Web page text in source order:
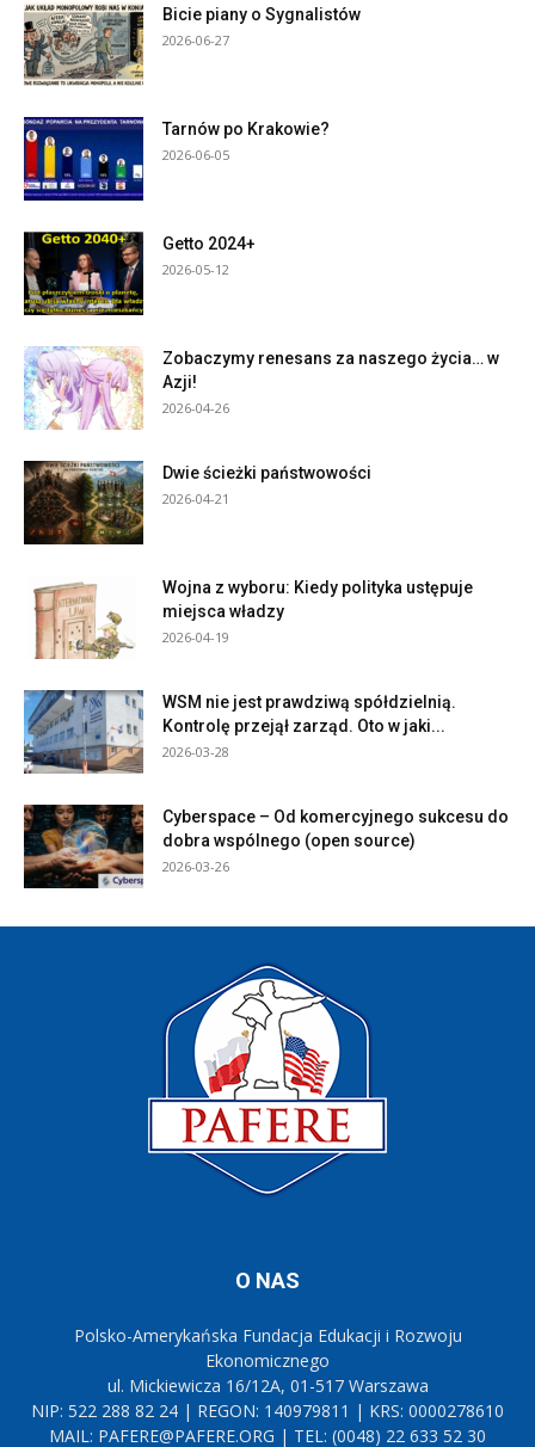
Bicie piany o Sygnalistów
2026-06-27
Tarnów po Krakowie?
2026-06-05
Getto 2024+
2026-05-12
Zobaczymy renesans za naszego życia… w
Azji!
2026-04-26
Dwie ścieżki państwowości
2026-04-21
Wojna z wyboru: Kiedy polityka ustępuje
miejsca władzy
2026-04-19
WSM nie jest prawdziwą spółdzielnią.
Kontrolę przejął zarząd. Oto w jaki...
2026-03-28
Cyberspace – Od komercyjnego sukcesu do
dobra wspólnego (open source)
2026-03-26
O NAS
Polsko-Amerykańska Fundacja Edukacji i Rozwoju
Ekonomicznego
ul. Mickiewicza 16/12A, 01-517 Warszawa
NIP: 522 288 82 24 | REGON: 140979811 | KRS: 0000278610
MAIL: PAFERE@PAFERE.ORG | TEL: (0048) 22 633 52 30